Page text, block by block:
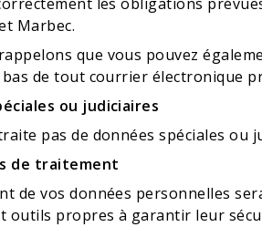
les obligations
Marbec.
que vous pouvez
de tout courrier électronique
ou judiciaires
pas de données spéciales ou
de traitement
de vos données personnelles
outils propres à garantir leur